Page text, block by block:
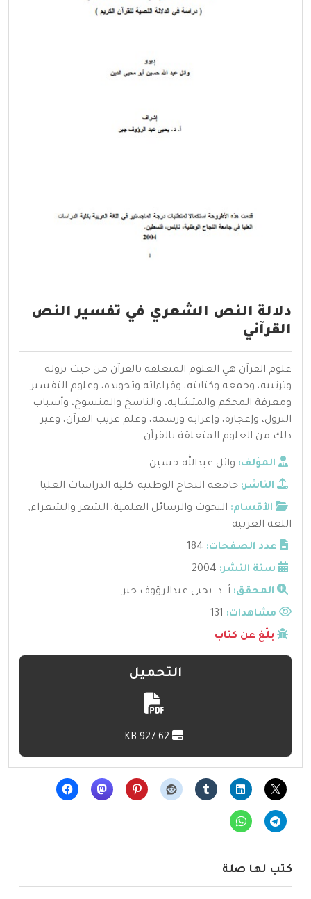
دلالة النص الشعري في تفسير النص
القرآني
علوم القرآن هي العلوم المتعلقة بالقرآن من حيث نزوله
وترتيبه، وجمعه وكتابته، وقراءاته وتجويده، وعلوم التفسير
ومعرفة المحكم والمتشابه، والناسخ والمنسوخ، وأسباب
النزول، وإعجازه، وإعرابه ورسمه، وعلم غريب القرآن، وغير
ذلك من العلوم المتعلقة بالقرآن
المؤلف: وائل عبدالله حسين
الناشر: جامعة النجاح الوطنية_كلية الدراسات العليا
الأقسام: البحوث والرسائل العلمية, الشعر والشعراء,
اللغة العربية
عدد الصفحات: 184
سنة النشر: 2004
المحقق: أ. د. يحيى عبدالرؤوف جبر
مشاهدات:
بلّغ عن كتاب
التحميل
كتب لها صلة